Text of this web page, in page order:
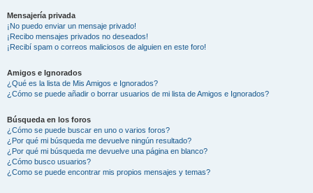
Mensajería privada
¡No puedo enviar un mensaje privado!
¡Recibo mensajes privados no deseados!
¡Recibí spam o correos maliciosos de alguien en este foro!
Amigos e Ignorados
¿Qué es la lista de Mis Amigos e Ignorados?
¿Cómo se puede añadir o borrar usuarios de mi lista de Amigos e Ignorados?
Búsqueda en los foros
¿Cómo se puede buscar en uno o varios foros?
¿Por qué mi búsqueda me devuelve ningún resultado?
¿Por qué mi búsqueda me devuelve una página en blanco?
¿Cómo busco usuarios?
¿Como se puede encontrar mis propios mensajes y temas?